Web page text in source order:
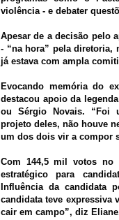
violência - e debater
Apesar de a decisão pelo
- “na hora” pela diretoria,
já estava com ampla
Evocando memória do
destacou apoio da
ou Sérgio Novais. “Foi
projeto deles, não houve
um dos dois vir a compor
Com 144,5 mil votos
estratégico para
Influência da candidata
candidata teve expressiva
cair em campo”, diz